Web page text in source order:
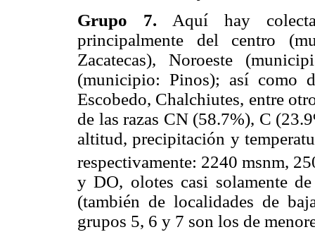
Grupo 7. Aquí hay
principalmente del centro
Zacatecas), Noroeste
(municipio: Pinos); así como
Escobedo, Chalchiutes, entre
de las razas CN (58.7%), C
altitud, precipitación y
respectivamente: 2240 msnm,
y DO, olotes casi solamente
(también de localidades de
grupos 5, 6 y 7 son los de